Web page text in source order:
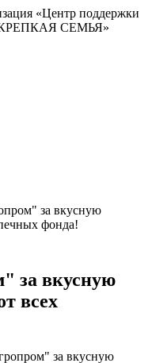
«Центр поддержки
«КРЕПКАЯ СЕМЬЯ»
за вкусную
фонда!
за вкусную
всех